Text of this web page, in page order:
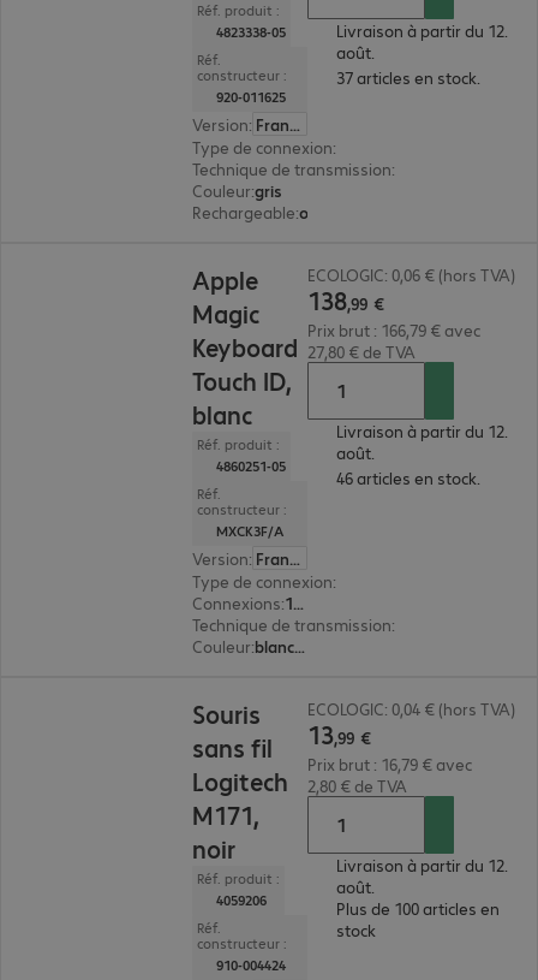
Réf. produit :
4823338-05
Réf.
constructeur :
920-011625
Version:
Français
Type de connexion:
Technique de transmission:
Couleur:gris
Rechargeable:
Livraison à partir du 12.
août.
37 articles en stock.
Apple
Magic
Keyboard
Touch ID,
blanc
Réf. produit :
4860251-05
Réf.
constructeur :
MXCK3F/A
Version:
Français
Type de connexion:
Connexions: 1 x USB-C
Technique de transmission:
Couleur: blanc, argent
ECOLOGIC: 0,06 € (hors TVA)
138,99 €
Prix brut : 166,79 € avec
27,80 € de TVA
Livraison à partir du 12.
août.
46 articles en stock.
Souris
sans fil
Logitech
M171,
noir
Réf. produit :
4059206
Réf.
constructeur :
910-004424
ECOLOGIC: 0,04 € (hors TVA)
13,99 €
Prix brut : 16,79 € avec
2,80 € de TVA
Livraison à partir du 12.
août.
Plus de 100 articles en
stock